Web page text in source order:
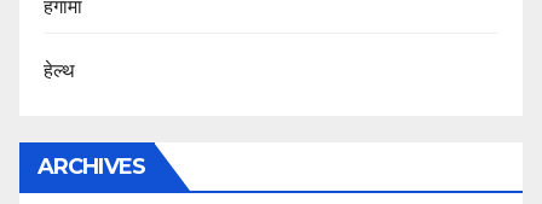
हंगामा
हेल्थ
ARCHIVES